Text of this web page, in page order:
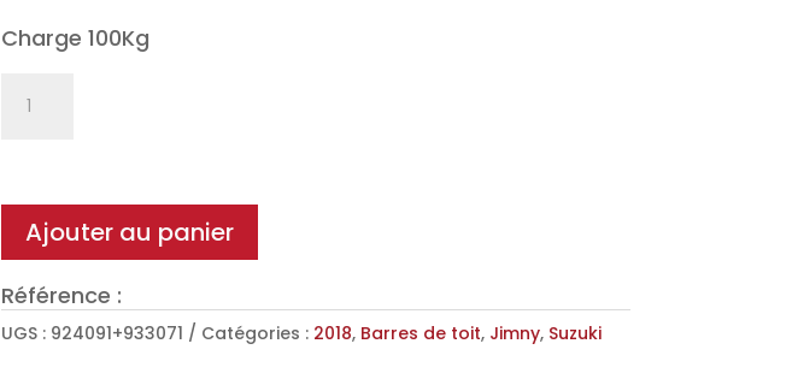
Charge 100Kg
barres
en
Aluminium
138
Ajouter au panier
Référence :
UGS : 924091+933071 Catégories : 2018, Barres de toit, Jimny, Suzuki